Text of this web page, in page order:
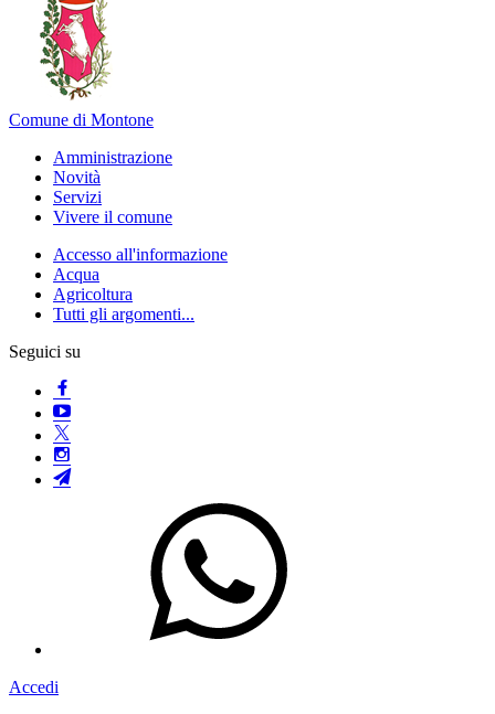
Comune di Montone
Amministrazione
Novità
Servizi
Vivere il comune
Accesso all'informazione
Acqua
Agricoltura
Tutti gli argomenti...
Seguici su
Accedi